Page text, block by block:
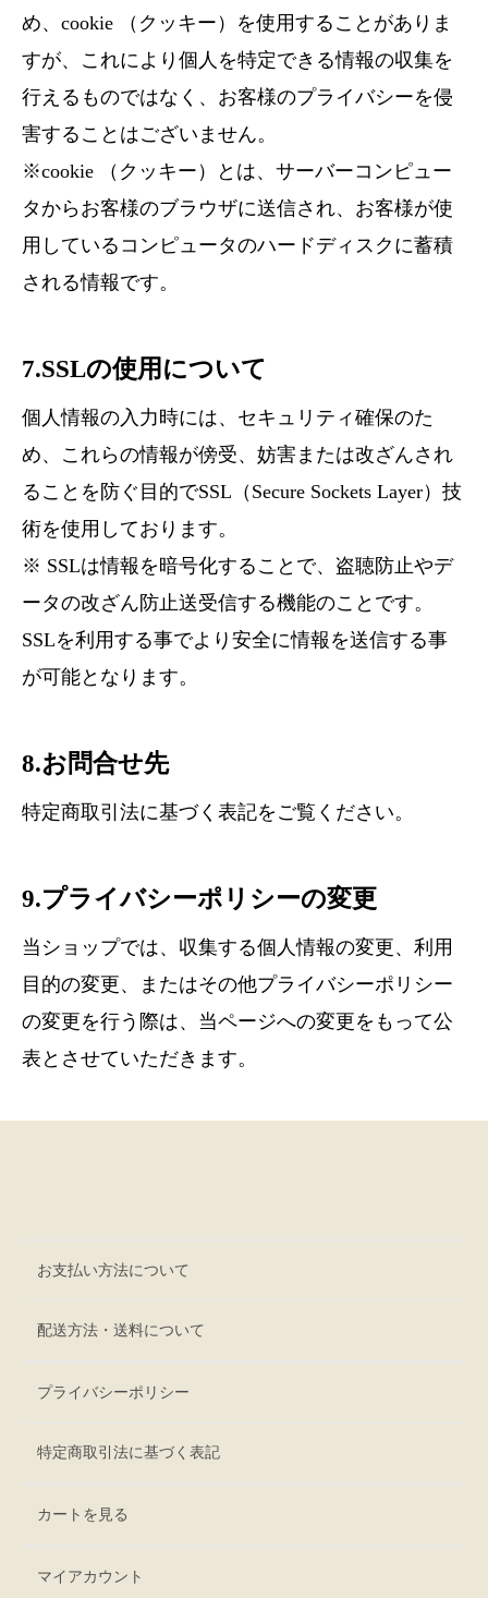
め、cookie （クッキー）を使用することがありま
すが、これにより個人を特定できる情報の収集を
行えるものではなく、お客様のプライバシーを侵
害することはございません。
※cookie （クッキー）とは、サーバーコンピュー
タからお客様のブラウザに送信され、お客様が使
用しているコンピュータのハードディスクに蓄積
される情報です。
7.SSLの使用について
個人情報の入力時には、セキュリティ確保のた
め、これらの情報が傍受、妨害または改ざんされ
ることを防ぐ目的でSSL（Secure Sockets Layer）技
術を使用しております。
※ SSLは情報を暗号化することで、盗聴防止やデ
ータの改ざん防止送受信する機能のことです。
SSLを利用する事でより安全に情報を送信する事
が可能となります。
8.お問合せ先
特定商取引法に基づく表記をご覧ください。
9.プライバシーポリシーの変更
当ショップでは、収集する個人情報の変更、利用
目的の変更、またはその他プライバシーポリシー
の変更を行う際は、当ページへの変更をもって公
表とさせていただきます。
お支払い方法について
配送方法・送料について
プライバシーポリシー
特定商取引法に基づく表記
カートを見る
マイアカウント